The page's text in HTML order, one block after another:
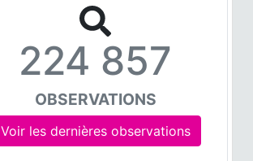
224 857
OBSERVATIONS
Voir les dernières observations